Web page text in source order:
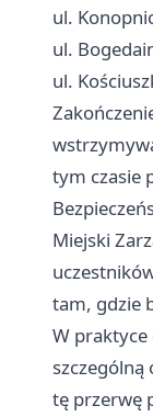
ul.
ul.
ul.
tym czasie
Miejski
tam, gdzie
W praktyce
szczególną
tę przerwę